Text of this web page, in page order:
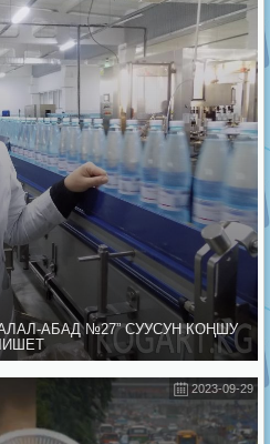
АБАД №27” СУУСУН КОҢШУ
2023-09-29